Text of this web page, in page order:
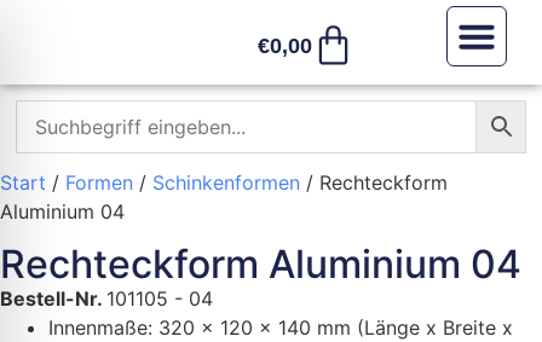
€0,00
Start / Formen / Schinkenformen / Rechteckform
Aluminium 04
Rechteckform Aluminium 04
Bestell-Nr. 101105 - 04
Innenmaße: 320 x 120 x 140 mm (Länge x Breite x